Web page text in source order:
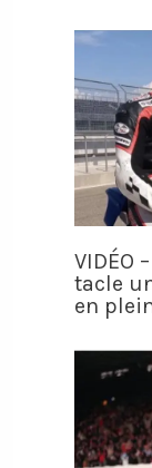
VIDÉO
tacle
en